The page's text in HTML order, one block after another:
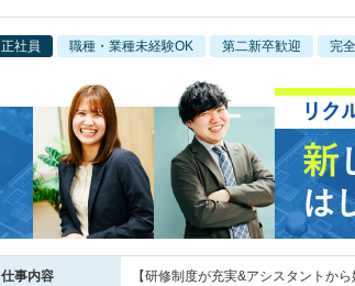
正社員 職種・業種未経験OK 第二新卒歓迎 完
仕事内容
【研修制度が充実&アシスタントか